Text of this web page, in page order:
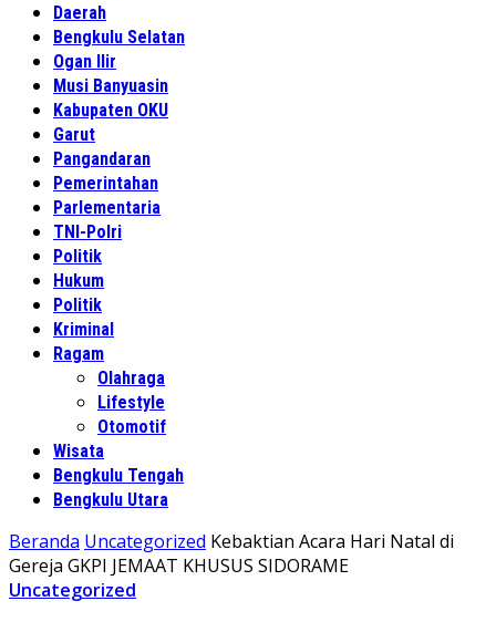
Daerah
Bengkulu Selatan
Ogan Ilir
Musi Banyuasin
Kabupaten OKU
Garut
Pangandaran
Pemerintahan
Parlementaria
TNI-Polri
Politik
Hukum
Politik
Kriminal
Ragam
Olahraga
Lifestyle
Otomotif
Wisata
Bengkulu Tengah
Bengkulu Utara
Beranda Uncategorized Kebaktian Acara Hari Natal di
Gereja GKPI JEMAAT KHUSUS SIDORAME
Uncategorized